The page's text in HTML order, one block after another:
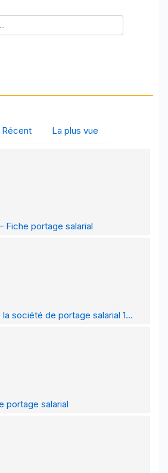
Récent La plus vue
Fiche portage salarial
société de portage salarial 1...
portage salarial